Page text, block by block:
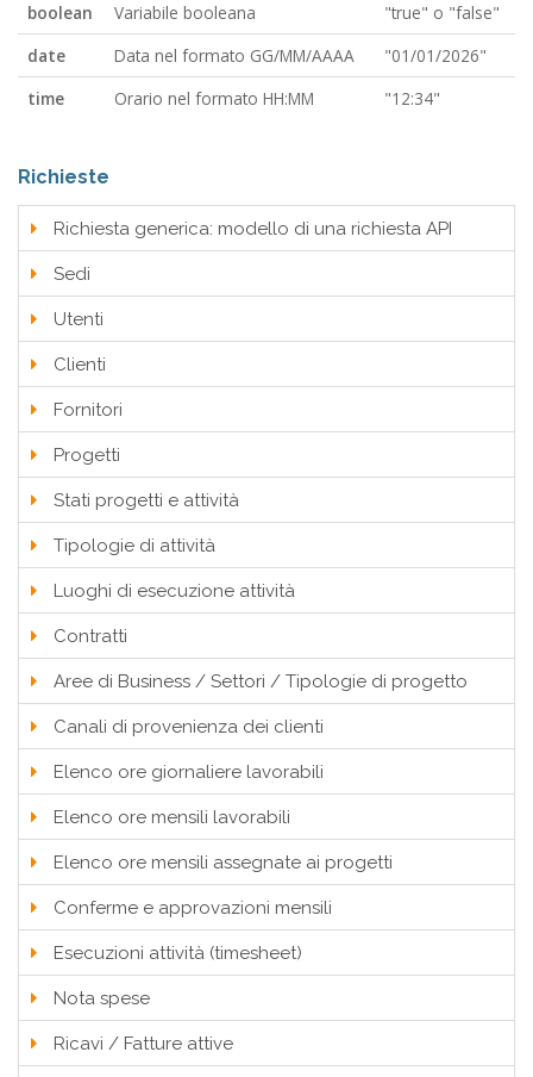
boolean
Variabile booleana
"true" o "false"
date
Data nel formato GG/MM/AAAA
"01/01/2026"
time
Orario nel formato HH:MM "12:34"
Richieste
Richiesta generica: modello di una richiesta API
Sedi
Utenti
Clienti
Fornitori
Progetti
Stati progetti e attività
Tipologie di attività
Luoghi di esecuzione attività
Contratti
Aree di Business / Settori / Tipologie di progetto
Canali di provenienza dei clienti
Elenco ore giornaliere lavorabili
Elenco ore mensili lavorabili
Elenco ore mensili assegnate ai progetti
Conferme e approvazioni mensili
Esecuzioni attività (timesheet)
Nota spese
Ricavi / Fatture attive